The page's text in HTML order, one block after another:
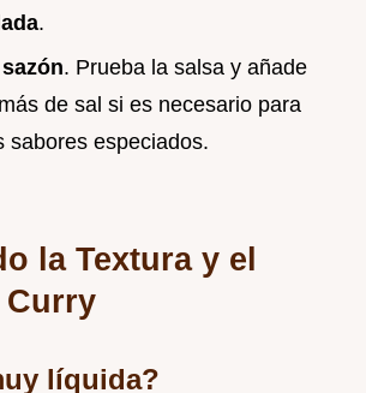
.
. Prueba la salsa y añade
de sal si es necesario para
sabores especiados.
la Textura y el
Curry
líquida?